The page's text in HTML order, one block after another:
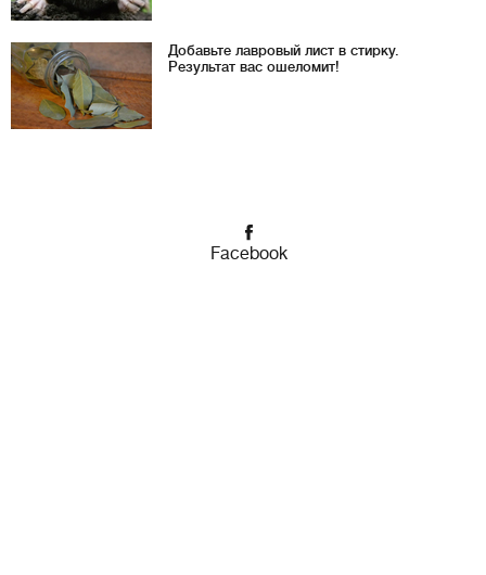
Добавьте лавровый лист в стирку.
Результат вас ошеломит!
Facebook